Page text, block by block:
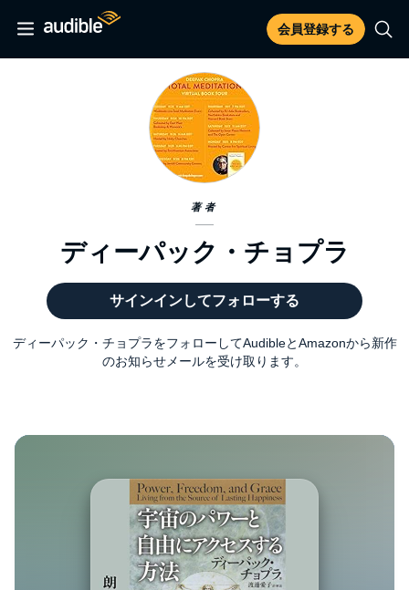
会員登録する
著者
ディーパック・チョプラ
サインインしてフォローする
ディーパック・チョプラをフォローしてAudibleとAmazonから新作
のお知らせメールを受け取ります。